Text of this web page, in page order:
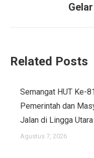
Related Posts
Semangat HUT Ke-
Pemerintah dan
Jalan di Lingga Utara
Agustus 7, 2026